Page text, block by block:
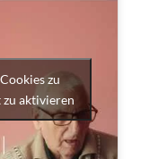
zu
zu aktivieren